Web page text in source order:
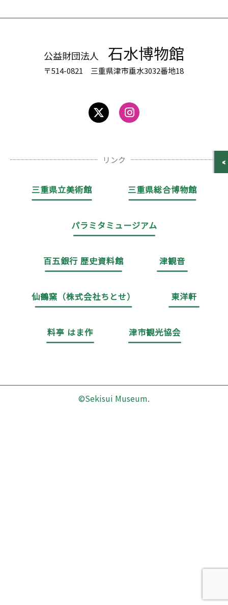
公益財団法人 石水博物館
〒514-0821 三重県津市垂水3032番地18
リンク
三重県立美術館 三重県総合博物館
パラミタミュージアム
百五銀行 歴史資料館 津観音
仙鶴窯（株式会社ちとせ） 東洋軒
料亭 はま作 津市観光協会
©Sekisui Museum.